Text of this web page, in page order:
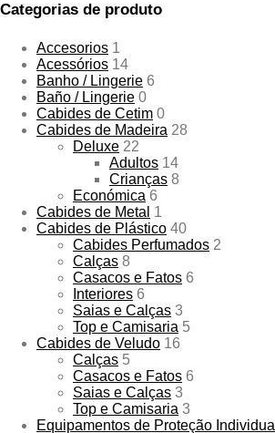
Categorias de produto
Accesorios 1
Acessórios 14
Banho / Lingerie 6
Baño / Lingerie 0
Cabides de Cetim 0
Cabides de Madeira 28
Deluxe 22
Adultos 14
Crianças 8
Económica 6
Cabides de Metal 1
Cabides de Plástico 40
Cabides Perfumados 2
Calças 8
Casacos e Fatos 6
Interiores 6
Saias e Calças 3
Top e Camisaria 5
Cabides de Veludo 16
Calças 5
Casacos e Fatos 6
Saias e Calças 3
Top e Camisaria 3
Equipamentos de Proteção Individual